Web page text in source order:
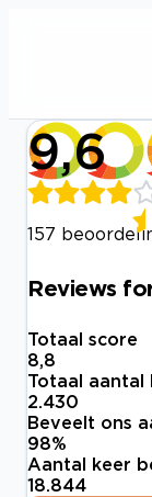
9,6
157
Reviews
Totaal score
8,8
Totaal aantal
2.430
Beveelt ons
98%
Aantal keer
18.844